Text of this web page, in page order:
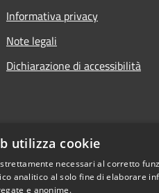
Informativa privacy
Note legali
Dichiarazione di accessibilità
utilizza cookie
necessari al corretto
analitico al solo fine di elaborare
e anonime.